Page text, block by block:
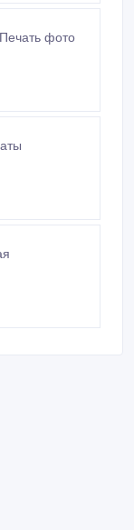
фото